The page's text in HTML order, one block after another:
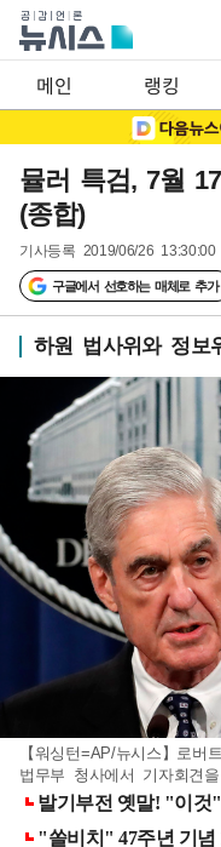
메인 랭킹
뮬러 특검, 7월
(종합)
기사등록 2019/06/26 13:30:00
구글에서 선호하는 매체로 추가
하원 법사위와 정보
【워싱턴=AP/뉴시스】로
법무부 청사에서 기자회견